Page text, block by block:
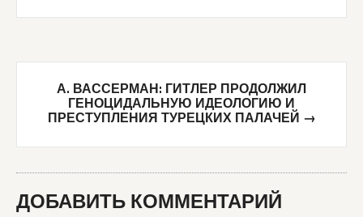
А. ВАССЕРМАН: ГИТЛЕР ПРОДОЛЖИЛ
ГЕНОЦИДАЛЬНУЮ ИДЕОЛОГИЮ И
ПРЕСТУПЛЕНИЯ ТУРЕЦКИХ ПАЛАЧЕЙ →
ДОБАВИТЬ КОММЕНТАРИЙ